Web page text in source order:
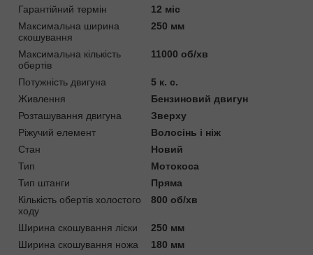
Гарантійний термін
12 міс
Максимальна ширина
скошування
250 мм
Максимальна кількість
обертів
11000 об/хв
Потужність двигуна
5 к. с.
Живлення
Бензиновий двигун
Розташування двигуна
Зверху
Ріжучий елемент
Волосінь і ніж
Стан
Новий
Тип
Мотокоса
Тип штанги
Пряма
Кількість обертів холостого
ходу
800 об/хв
Ширина скошування ліски
250 мм
Ширина скошування ножа
180 мм